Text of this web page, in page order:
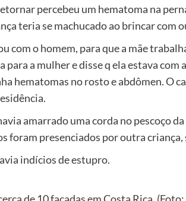
percebeu um hematoma na
teria se machucado ao brincar com
com o homem, para que a mãe
a mulher e disse q ela estava com
hematomas no rosto e abdômen. O
amarrado uma corda no pescoço da
foram presenciados por outra
indícios de estupro.